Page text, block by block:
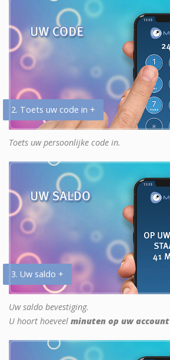
2. Toets uw code in +
Toets uw persoonlijke code in.
3. Uw saldo +
Uw saldo bevestiging.
U hoort hoeveel minuten op uw account